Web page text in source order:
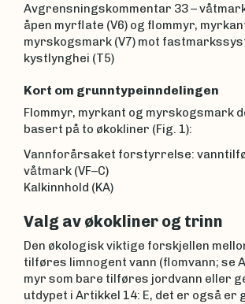
Avgrensningskommentar 33 –
åpen myrflate (V6) og flommyr,
myrskogsmark (V7) mot
kystlynghei (T5)
Kort om grunntypeinndelingen
Flommyr, myrkant og myrskogsmark
basert på to økokliner (Fig. 1):
Vannforårsaket forstyrrelse:
våtmark (VF–C)
Kalkinnhold (KA)
Valg av økokliner og trinn
Den økologisk viktige forskjellen
tilføres limnogent vann (flomvann; se
myr som bare tilføres jordvann eller
utdypet i Artikkel 14: E, det er også er